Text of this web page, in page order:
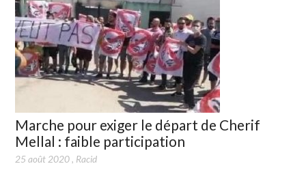
Marche pour exiger le départ de Cherif
Mellal : faible participation
25 août 2020, Racid